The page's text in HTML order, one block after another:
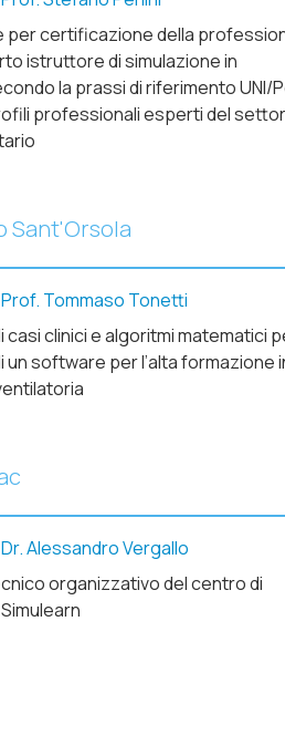
per certificazione della
istruttore di simulazione in
la prassi di riferimento UNI/
professionali esperti del
Sant'Orsola
Tommaso Tonetti
casi clinici e algoritmi matematici
un software per l’alta formazione
Alessandro Vergallo
organizzativo del centro di